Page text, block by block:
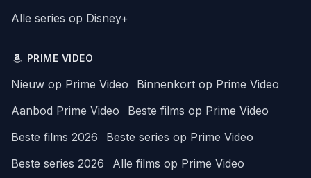
Alle series op Disney+
PRIME VIDEO
Nieuw op Prime Video
Binnenkort op Prime Video
Aanbod Prime Video
Beste films op Prime Video
Beste films 2026
Beste series op Prime Video
Beste series 2026
Alle films op Prime Video